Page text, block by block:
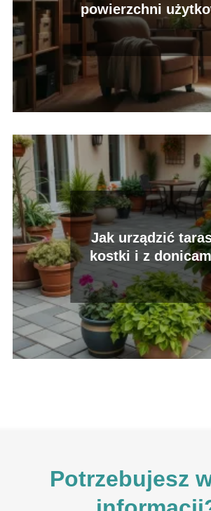
powierzchni
Jak urządzić
kostki i z
Potrzebujesz